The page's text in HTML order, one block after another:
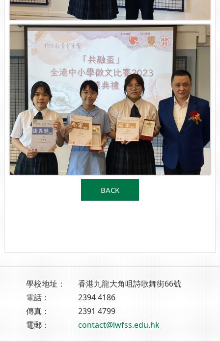
BACK
學校地址：
香港九龍大角咀詩歌舞街66號
電話：
2394 4186
傳真：
2391 4799
電郵：
contact@lwfss.edu.hk